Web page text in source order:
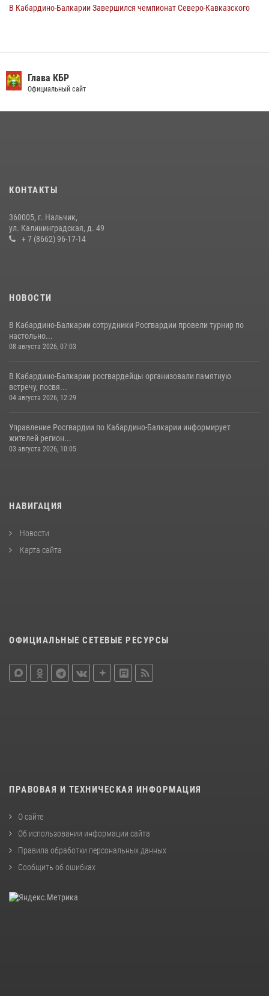
В Кабардино-Балкарии Завершился чемпионат Северо-Кавказского
РАДИОРУБРИКи В КАБАРДИНО-БАЛКАРИИ
12 июля 2026, 03:30
В Кабардино-Балкарии росгвардейцы организовали памятную
встречу, посвященную генералу армии Ивану Яковлеву
Глава КБР
Официальный сайт
КОНТАКТЫ
360005, г. Нальчик,
ул. Калининградская, д. 49
+ 7 (8662) 96-17-14
НОВОСТИ
В Кабардино-Балкарии сотрудники Росгвардии провели турнир по
настольно...
08 августа 2026, 07:03
В Кабардино-Балкарии росгвардейцы организовали памятную
встречу, посвя...
04 августа 2026, 12:29
Управление Росгвардии по Кабардино-Балкарии информирует
жителей регион...
03 августа 2026, 10:05
НАВИГАЦИЯ
Новости
Карта сайта
ОФИЦИАЛЬНЫЕ СЕТЕВЫЕ РЕСУРСЫ
ПРАВОВАЯ И ТЕХНИЧЕСКАЯ ИНФОРМАЦИЯ
О сайте
Об использовании информации сайта
Правила обработки персональных данных
Сообщить об ошибках